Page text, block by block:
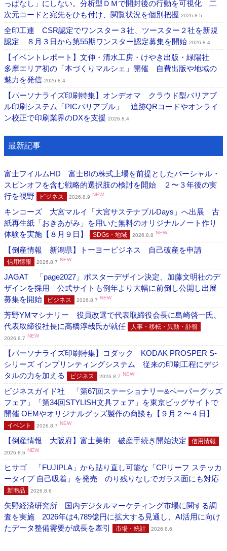
っぱなし」にしない。分析型ＤＭで開封後の行動を可視化 二
次元コードと宛先をひも付け、閲覧状況を個別把握 2026.8.5
全印工連 CSR認定でワンスター３社、ツースター２社を新規
認定 ８月３日から第55期ワンスター認定募集を開始 2026.8.4
【イベントレポート】文伸・清水工房・けやき出版・緑陽社
多摩エリア初の「本づくりマルシェ」開催 自費出版や地域の
魅力を発信 2026.8.4
【パーソナライズ印刷特集】オンデオマ クラウド型バリアブ
ル印刷システム「PICバリアブル」 追跡QRコードやオンライ
ン校正で印刷業界のDXを支援 2026.8.4
最新記事
富士フイルムHD 富士BIの株式上場を前提としたパーシャル・
スピンオフを含む戦略的選択肢の検討を開始 ２〜３年後の実
行を視野
ビジネス 2026.8.9 NEW
キンコーズ 大宮マルイ「大宮サステナブルDays」へ出展 古
紙再生紙「おきあがみ」を用いた無料のオリジナルノート作り
体験を実施【８月９日】
SDGs・地域 2026.8.8 NEW
【倒産情報 新潟県】トーヨービジネス 自己破産を申請
信用情報 2026.8.7 NEW
JAGAT 「page2027」ポスターデザイン決定、加藤文明社のデ
ザインを採用 公式サイトも例年より大幅に前倒し公開し出展
募集を開始
ビジネス 2026.8.7 NEW
芳野YMマシナリー 役員改選で代表取締役会長に島崎啓一氏、
代表取締役社長に髙橋淳哉氏が就任
人事・移転・異動・訃報
2026.8.7 NEW
【パーソナライズ印刷特集】コダック KODAK PROSPER S-
シリーズ インプリンティングシステム 従来の印刷工程にデジ
タルの力を加える
ビジネス 2026.8.7 NEW
ビジネスガイド社 「第67回ステーショナリー&ペーパーグッズ
フェア」「第34回STYLISH文具フェア」を東京ビッグサイトで
開催 OEMやオリジナルグッズ製作の商談も【９月２〜４日】
イベント 2026.8.7 NEW
【倒産情報 大阪府】富士美術 破産手続き開始決定 信用情報
2026.8.6 NEW
ヒサゴ 「FUJIPLA」から貼り直し可能な「CPリーフ ステッカ
ータイプ 自己吸着」を発売 のり残りなしでガラス面にも対応
新商品 2026.8.6
矢野経済研究所 国内デジタルマーケティング市場に関する調
査を実施 2026年は4,789億円に拡大する見通し、AI活用に向け
たデータ整備需要が成長を牽引
市場・統計 2026.8.6